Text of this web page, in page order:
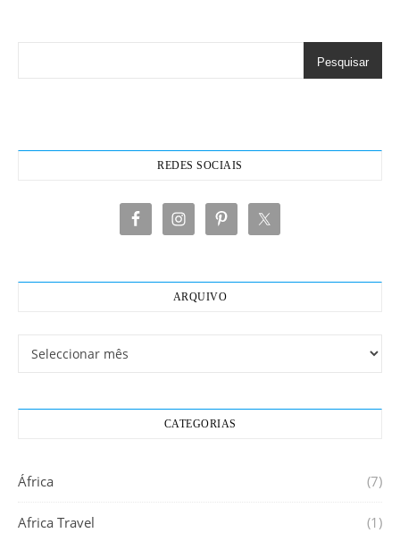
Pesquisar
REDES SOCIAIS
ARQUIVO
Arquivo
CATEGORIAS
África (7)
Africa Travel
(1)